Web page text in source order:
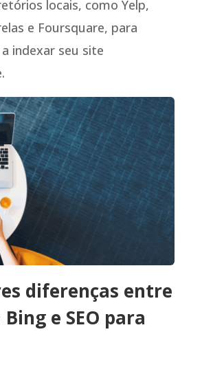
locais, como Yelp,
e Foursquare, para
indexar seu site
diferenças entre
Bing e SEO para